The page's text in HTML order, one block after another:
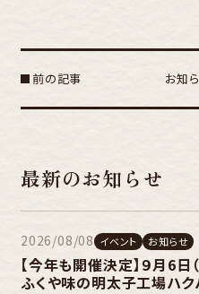
前の記事 お知
最新のお知らせ
2026/08/08 イベント お知らせ
【今年も開催決定】９月6
ふくや味の明太子工場ハ